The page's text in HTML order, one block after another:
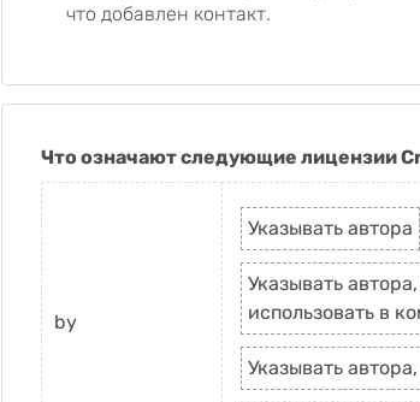
что добавлен контакт.
Что означают следующие лицензии
by
Указывать автора
Указывать
использовать в
Указывать